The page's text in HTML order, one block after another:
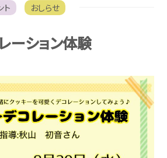
ト おしらせ
ーション体験